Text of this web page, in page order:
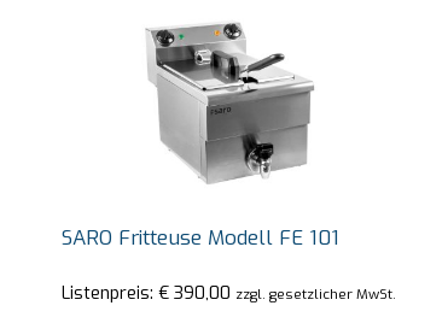
SARO Fritteuse Modell FE 101
Listenpreis: € 390,00 zzgl. gesetzlicher MwSt.